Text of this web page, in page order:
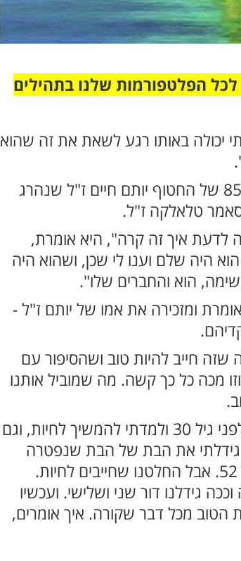
הפלטפורמות שלנו בתהילים
יכולה באותו רגע לשאת את זה שהוא
כך מספרת בראיון לN12 בלה חיים - סבתו בת ה-85 של החטוף יותם חיים ז"ל שנהרג
טלאלקה ז"ל.
איך זה קרה", היא אומרת,
היה שלם וענו לי שכן, ושהוא היה
הוא והחברים שלו".
ומזכירה את אמו של יותם ז"ל -
חייב להיות טוב ושהסיפור עם
מכה כל כך קשה. מה שמוביל אותנו
"אני גם אימא שכולה לבת חולת סרטן שנפטרה לפני גיל 30 ולמדתי להמשיך לחיות, וגם
גידלתי את הבת של הבת שנפטרה
מגיל 3 וחצי וכך אני הפכתי עוד פעם לאימא בגיל 52. אבל החלטנו שחייבים לחיות.
גידלנו דור שני ושלישי. ועכשיו
הטוב מכל דבר שקורה. איך אומרים,